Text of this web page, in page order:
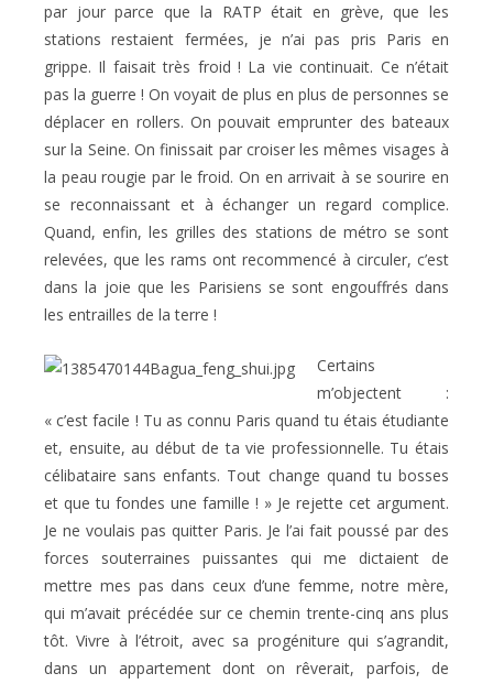
par jour parce que la RATP était en grève, que les
stations restaient fermées, je n’ai pas pris Paris en
grippe. Il faisait très froid ! La vie continuait. Ce n’était
pas la guerre ! On voyait de plus en plus de personnes se
déplacer en rollers. On pouvait emprunter des bateaux
sur la Seine. On finissait par croiser les mêmes visages à
la peau rougie par le froid. On en arrivait à se sourire en
se reconnaissant et à échanger un regard complice.
Quand, enfin, les grilles des stations de métro se sont
relevées, que les rams ont recommencé à circuler, c’est
dans la joie que les Parisiens se sont engouffrés dans
les entrailles de la terre !
Certains
m’objectent :
« c’est facile ! Tu as connu Paris quand tu étais étudiante
et, ensuite, au début de ta vie professionnelle. Tu étais
célibataire sans enfants. Tout change quand tu bosses
et que tu fondes une famille ! » Je rejette cet argument.
Je ne voulais pas quitter Paris. Je l’ai fait poussé par des
forces souterraines puissantes qui me dictaient de
mettre mes pas dans ceux d’une femme, notre mère,
qui m’avait précédée sur ce chemin trente-cinq ans plus
tôt. Vivre à l’étroit, avec sa progéniture qui s’agrandit,
dans un appartement dont on rêverait, parfois, de